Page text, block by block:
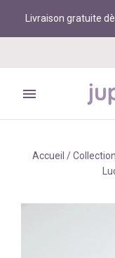
Livraison gratuite
Accueil /